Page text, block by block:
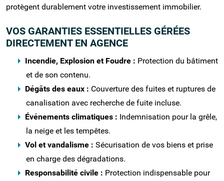
protègent durablement votre investissement immobilier.
VOS GARANTIES ESSENTIELLES GÉRÉES
DIRECTEMENT EN AGENCE
Incendie, Explosion et Foudre : Protection du bâtiment
et de son contenu.
Dégâts des eaux : Couverture des fuites et ruptures de
canalisation avec recherche de fuite incluse.
Événements climatiques : Indemnisation pour la grêle,
la neige et les tempêtes.
Vol et vandalisme : Sécurisation de vos biens et prise
en charge des dégradations.
Responsabilité civile : Protection indispensable pour